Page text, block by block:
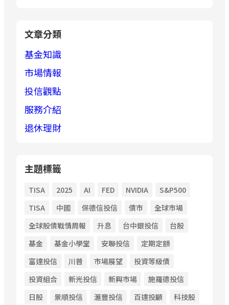
文章分類
基金知識
市場情報
投信觀點
服務介紹
退休理財
主題標籤
TISA 2025 AI FED NVIDIA
S&P500
TISA
中國 保德信投信 債市
全球市場
全球股債戰情周報
升息 台中銀投信
台股
基金
基金小學堂 安聯投信
定期定額
富達投信
川普 市場展望
投資等級債
投資組合
新光投信 新興市場
施羅德投信
日股
景順投信 滙豐投信 百達投顧
科技股